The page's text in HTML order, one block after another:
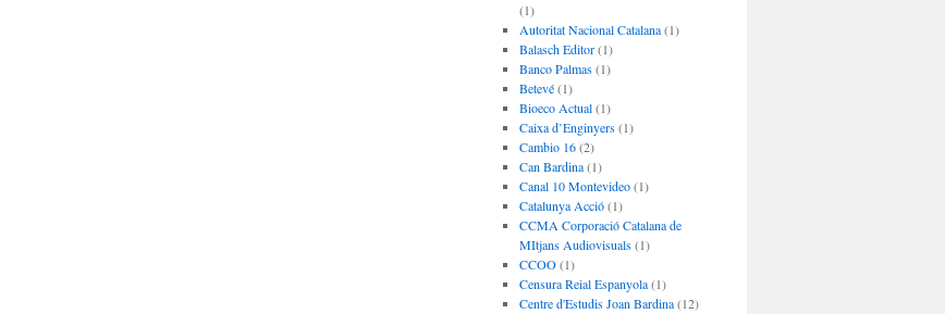
(1)
Autoritat Nacional Catalana(1)
Balasch Editor(1)
Banco Palmas(1)
Betevé(1)
Bioeco Actual(1)
Caixa d’Enginyers(1)
Cambio 16(2)
Can Bardina(1)
Canal 10 Montevideo(1)
Catalunya Acció(1)
CCMA Corporació Catalana de
MItjans Audiovisuals(1)
CCOO(1)
Censura Reial Espanyola(1)
Centre d'Estudis Joan Bardina(12)